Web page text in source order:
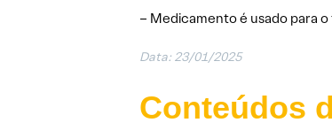
– Medicamento é usado para
Data: 23/01/2025
Conteúdos